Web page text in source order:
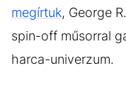
megírtuk, George
spin-off műsorral
harca-univerzum.